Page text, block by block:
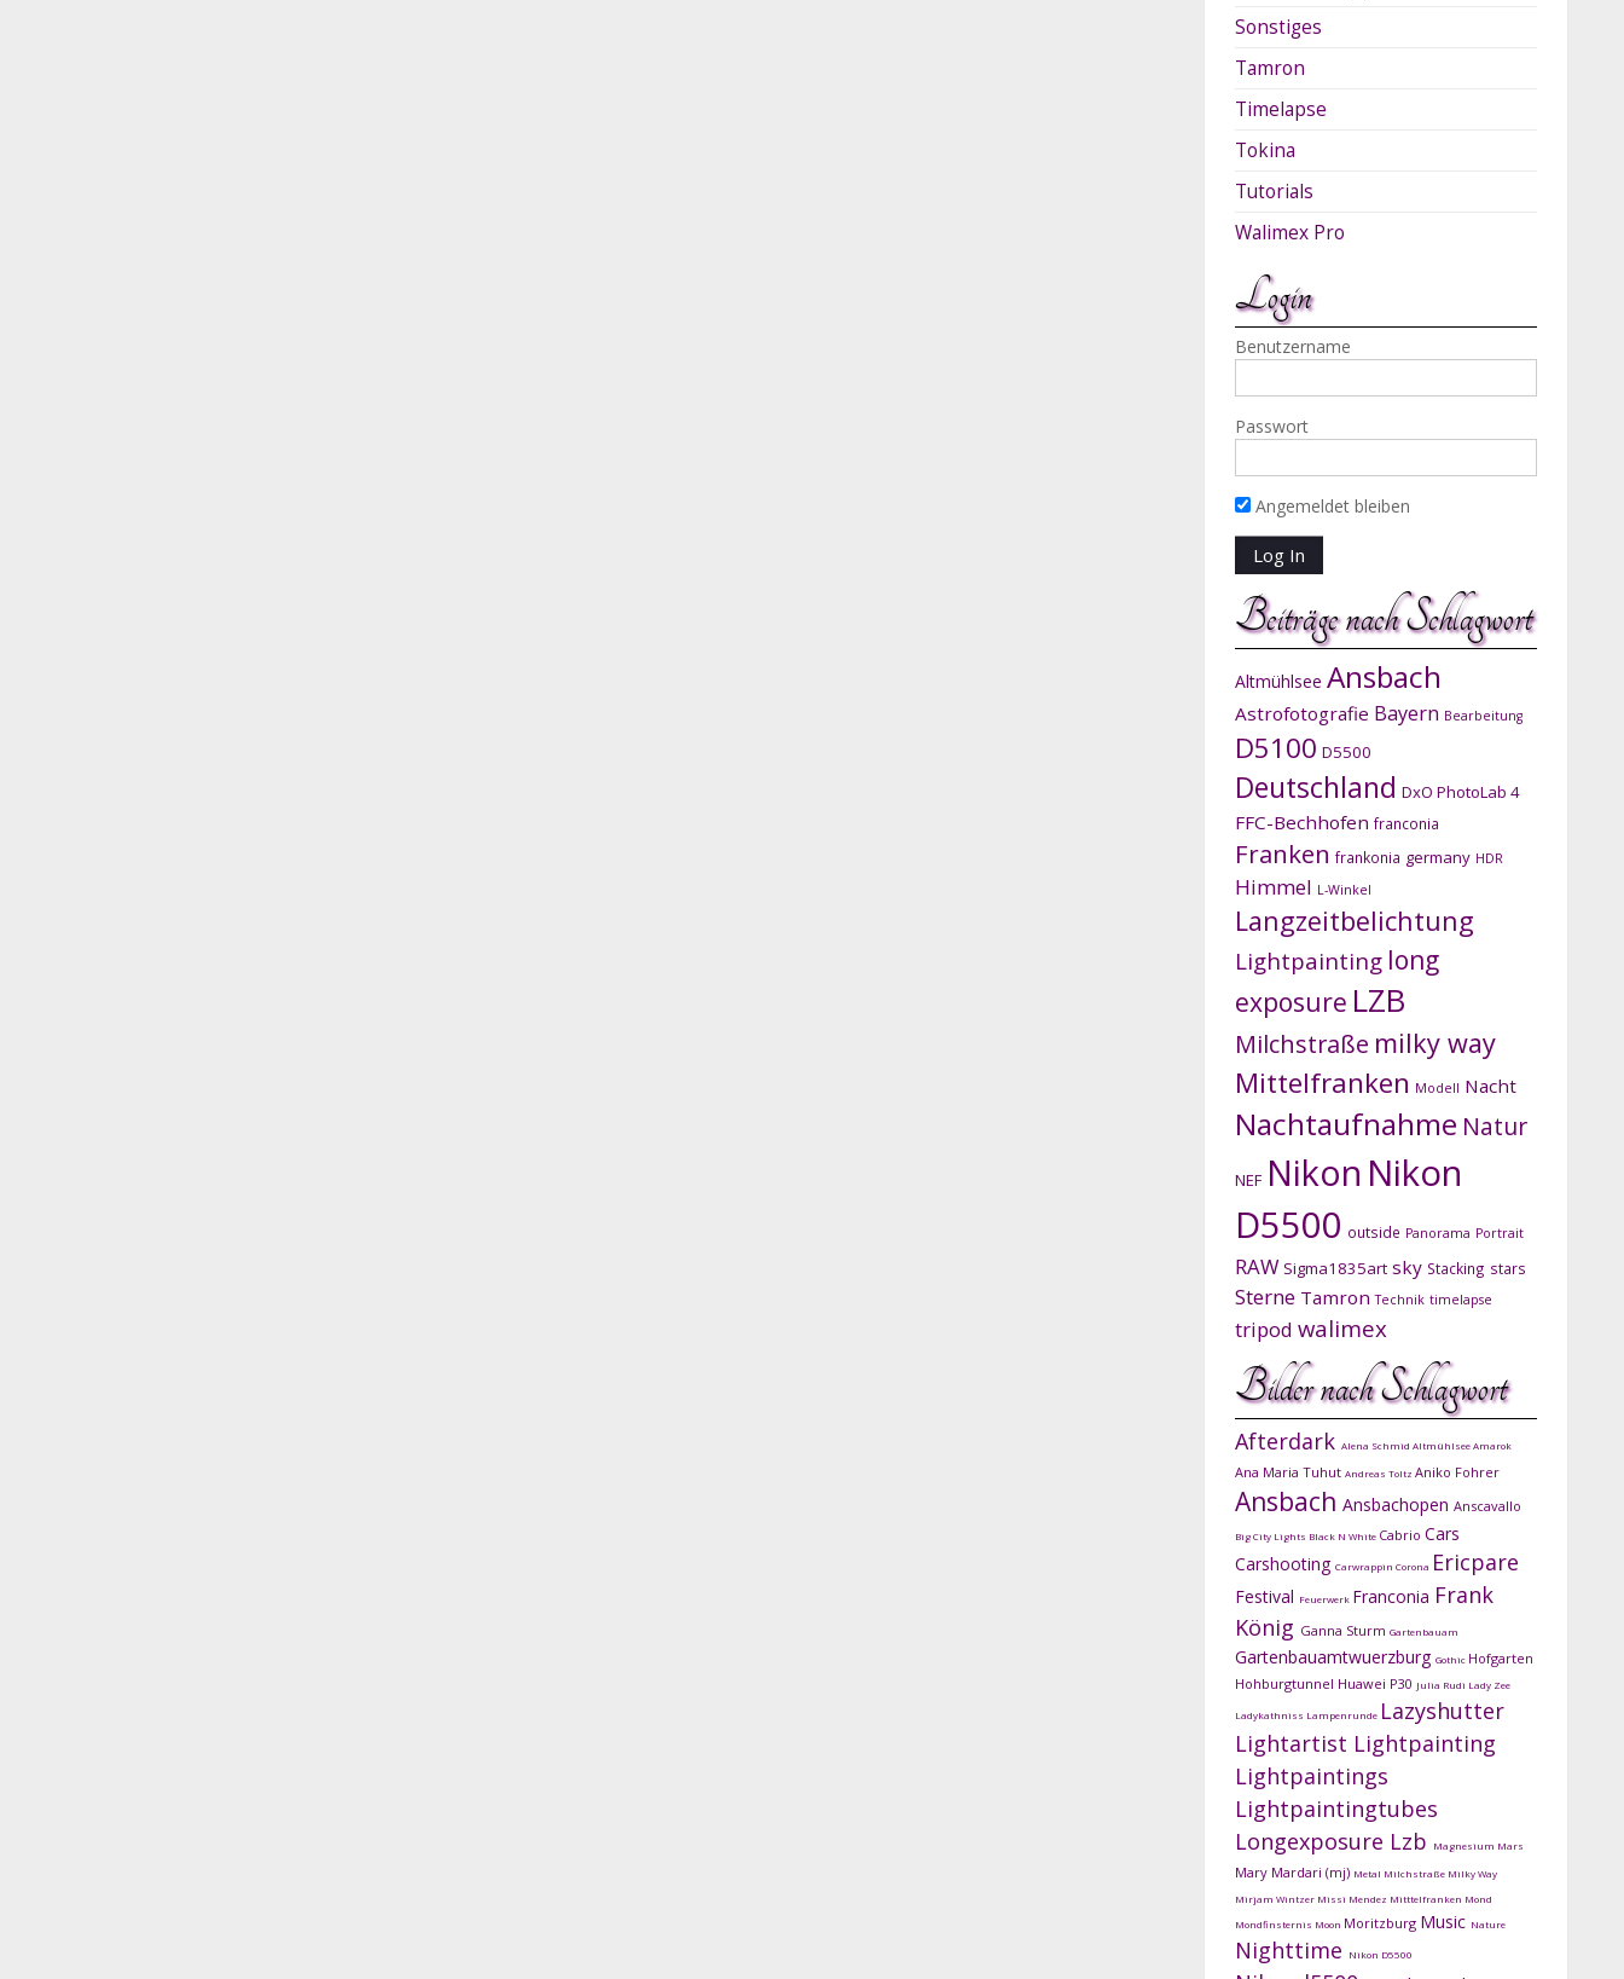
Sonstiges
Tamron
Timelapse
Tokina
Tutorials
Walimex Pro
Login
Benutzername
Passwort
Angemeldet bleiben
Beiträge nach Schlagwort
Altmühlsee Ansbach
Astrofotografie Bayern Bearbeitung
D5100 D5500
Deutschland DxO PhotoLab 4
FFC-Bechhofen franconia
Franken frankonia germany HDR
Himmel L-Winkel
Langzeitbelichtung
Lightpainting long
exposure LZB
Milchstraße milky way
Mittelfranken Modell Nacht
Nachtaufnahme Natur
NEF Nikon Nikon
D5500 outside Panorama Portrait
RAW Sigma1835art sky Stacking stars
Sterne Tamron Technik timelapse
tripod walimex
Bilder nach Schlagwort
Afterdark Alena Schmid AltmühlseeAmarok
Ana Maria Tuhut Andreas Toltz Aniko Fohrer
Ansbach Ansbachopen Anscavallo
Big City Lights Black N White Cabrio Cars
Carshooting Carwrappin Corona Ericpare
Festival Feuerwerk Franconia Frank
König Ganna Sturm Gartenbauam
Gartenbauamtwuerzburg Gothic Hofgarten
Hohburgtunnel Huawei P30 Julia Rudi Lady Zee
Ladykathniss Lampenrunde Lazyshutter
Lightartist Lightpainting
Lightpaintings
Lightpaintingtubes
Longexposure Lzb Magnesium Mars
Mary Mardari (mj) Metal Milchstraße Milky Way
Mirjam Wintzer Missi Mendez Mitttelfranken Mond
Mondfinsternis Moon Moritzburg Music Nature
Nighttime Nikon D5500